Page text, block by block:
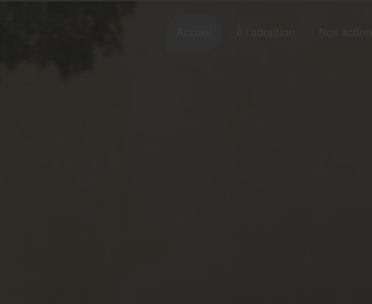
À l'adoption Nos actions